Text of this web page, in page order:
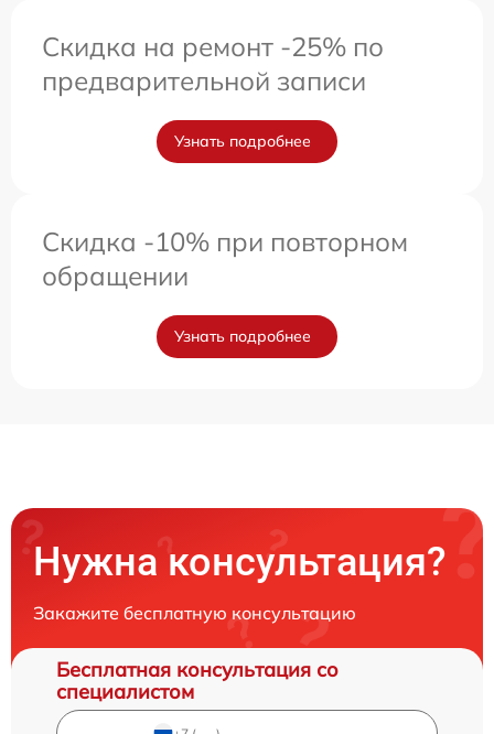
Скидка на ремонт -25% по
предварительной записи
Узнать подробнее
Скидка -10% при повторном
обращении
Узнать подробнее
Нужна консультация?
Закажите бесплатную консультацию
Бесплатная консультация со
специалистом